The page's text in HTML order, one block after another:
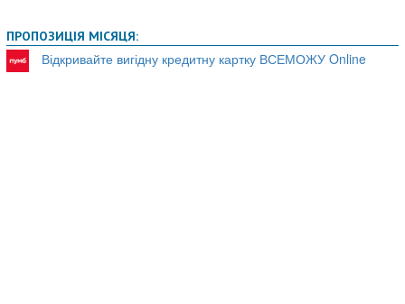
ПРОПОЗИЦІЯ МІСЯЦЯ:
Відкривайте вигідну кредитну картку ВСЕМОЖУ Online